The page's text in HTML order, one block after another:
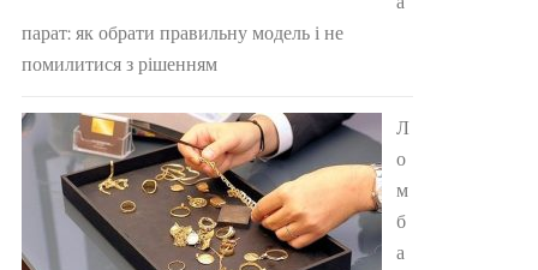
парат: як обрати правильну модель і не
помилитися з рішенням
Л
о
м
б
а